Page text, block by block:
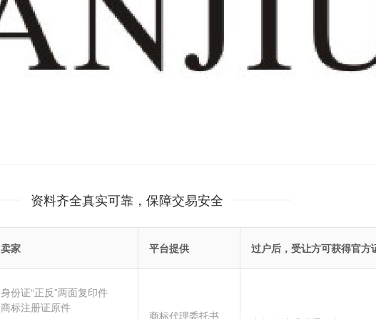
资料齐全真实可靠，保障交易安全
卖家 平台提供 过户后，受让方可获得官方
身份证“正反”两面复印件
商标注册证原件
商标代理委托书